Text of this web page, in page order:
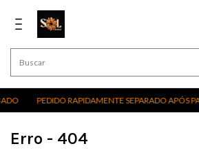
PEDIDO RAPIDAMENTE SEPARADO APÓS
Erro - 404